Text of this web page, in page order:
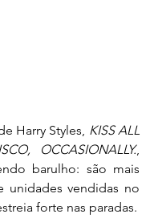
Harry Styles,
KISS ALL
OCCASIONALLY.,
barulho: são mais
unidades vendidas no
forte nas paradas.